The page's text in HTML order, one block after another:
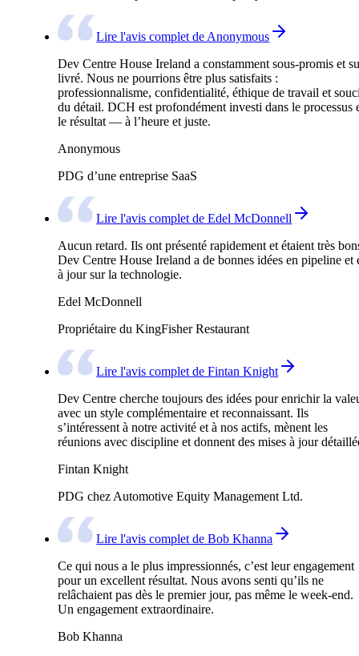
Lire l'avis complet de Anonymous
Dev Centre House Ireland a constamment sous-promis et
livré. Nous ne pourrions être plus satisfaits :
professionnalisme, confidentialité, éthique de travail et
du détail. DCH est profondément investi dans le processus
le résultat — à l’heure et juste.
Anonymous
PDG d’une entreprise SaaS
Lire l'avis complet de Edel McDonnell
Aucun retard. Ils ont présenté rapidement et étaient très
Dev Centre House Ireland a de bonnes idées en pipeline et
à jour sur la technologie.
Edel McDonnell
Propriétaire du KingFisher Restaurant
Lire l'avis complet de Fintan Knight
Dev Centre cherche toujours des idées pour enrichir la
avec un style complémentaire et reconnaissant. Ils
s’intéressent à notre activité et à nos actifs, mènent les
réunions avec discipline et donnent des mises à jour
Fintan Knight
PDG chez Automotive Equity Management Ltd.
Lire l'avis complet de Bob Khanna
Ce qui nous a le plus impressionnés, c’est leur engagement
pour un excellent résultat. Nous avons senti qu’ils ne
relâchaient pas dès le premier jour, pas même le week-end.
Un engagement extraordinaire.
Bob Khanna